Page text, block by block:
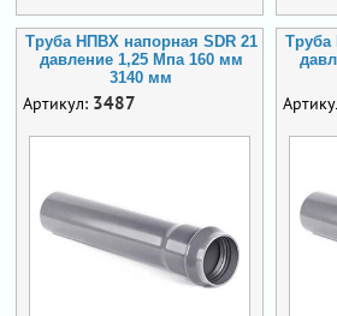
Труба НПВХ напорная SDR 21
давление 1,25 Мпа 160 мм
3140 мм
Артикул: 3487
Труба